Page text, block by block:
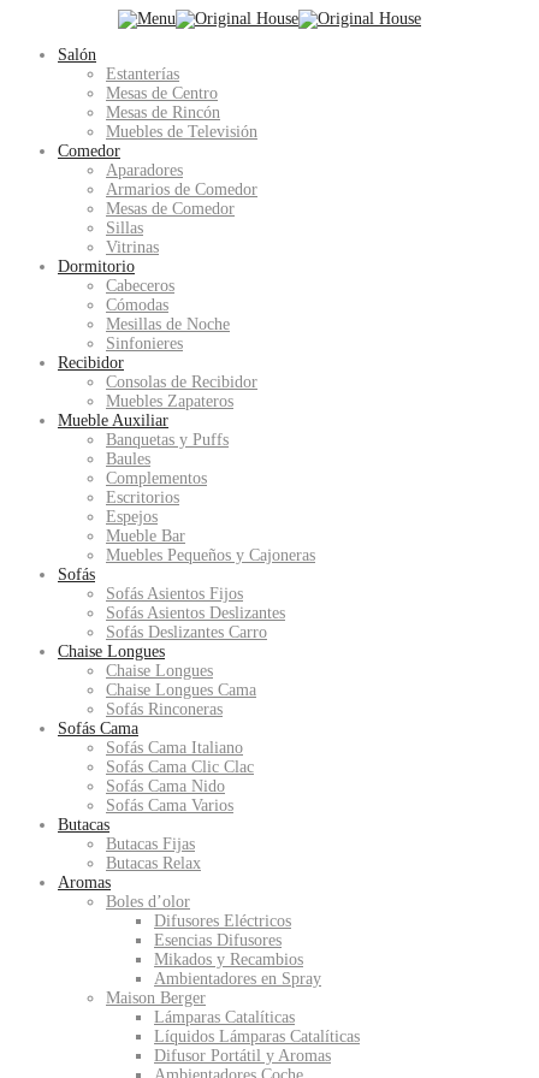
Salón
Estanterías
Mesas de Centro
Mesas de Rincón
Muebles de Televisión
Comedor
Aparadores
Armarios de Comedor
Mesas de Comedor
Sillas
Vitrinas
Dormitorio
Cabeceros
Cómodas
Mesillas de Noche
Sinfonieres
Recibidor
Consolas de Recibidor
Muebles Zapateros
Mueble Auxiliar
Banquetas y Puffs
Baules
Complementos
Escritorios
Espejos
Mueble Bar
Muebles Pequeños y Cajoneras
Sofás
Sofás Asientos Fijos
Sofás Asientos Deslizantes
Sofás Deslizantes Carro
Chaise Longues
Chaise Longues
Chaise Longues Cama
Sofás Rinconeras
Sofás Cama
Sofás Cama Italiano
Sofás Cama Clic Clac
Sofás Cama Nido
Sofás Cama Varios
Butacas
Butacas Fijas
Butacas Relax
Aromas
Boles d’olor
Difusores Eléctricos
Esencias Difusores
Mikados y Recambios
Ambientadores en Spray
Maison Berger
Lámparas Catalíticas
Líquidos Lámparas Catalíticas
Difusor Portátil y Aromas